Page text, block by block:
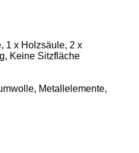
1 x Holzsäule, 2 x
Keine Sitzfläche
Metallelemente,